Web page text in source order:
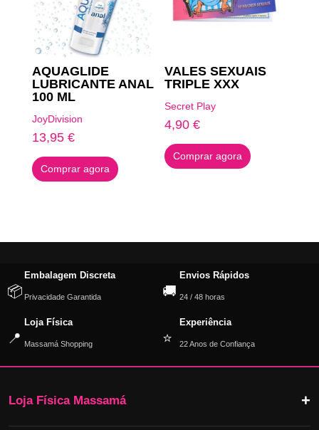
AQUAGLIDE
LUBRICANTE ANAL
100 ML
JoyDivision
13,95 €
Comprar agora
VALES SEXUAIS
TRIPLE XXX
Secret Play
4,90€
Comprar agora
📦
Embalagem Discreta
Privacidade Garantida 🚚
Envios Rápidos
24 / 48 horas
📍
Loja Física
Massamá Shopping ⭐
Experiência
22 Anos de Confiança
Loja Física Massamá